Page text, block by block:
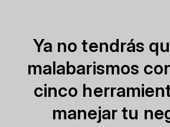
Ya no tendrás
malabarismos
cinco
manejar tu